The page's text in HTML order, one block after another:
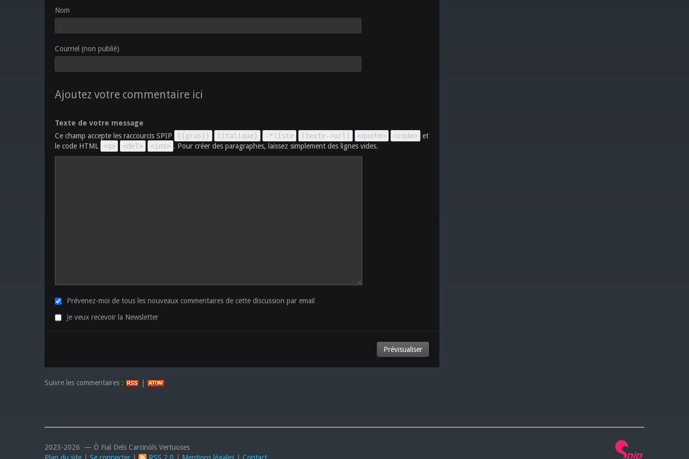
Nom
Courriel (non publié)
Ajoutez votre commentaire ici
Texte de votre message
Ce champ accepte les raccourcis SPIP
{{gras}} {italique} -*liste [texte->url] <quote> <code> et
le code HTML
<q> <del> <ins> . Pour créer des paragraphes, laissez simplement des lignes vides.
Prévenez-moi de tous les nouveaux commentaires de cette discussion par email
Je veux recevoir la Newsletter
Suivre les commentaires :
2023-2026 — Ò Fial Dels Carcinòls Vertuoses